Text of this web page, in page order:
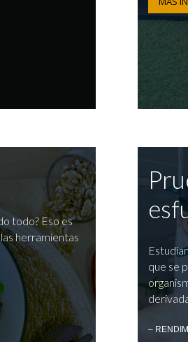
todo? Eso es
herramientas
que se
–